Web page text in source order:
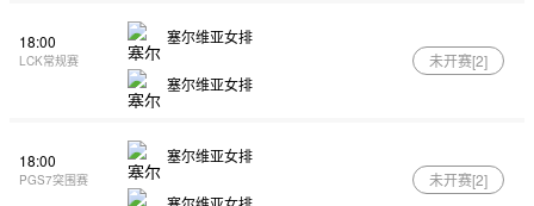
18:00
LCK常规赛
塞尔维亚女排
塞尔维亚女排
未开赛[2]
18:00
PGS7突围赛
塞尔维亚女排
未开赛[2]